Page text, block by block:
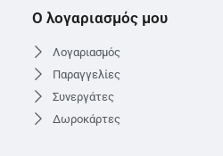
Ο λογαριασμός μου
Λογαριασμός
Παραγγελίες
Συνεργάτες
Δωροκάρτες